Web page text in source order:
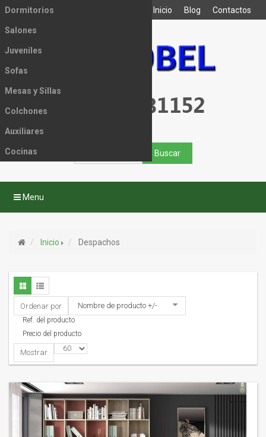
Contactos
Blog
Inicio
Menu
Inicio Despachos
Ordenar por Nombre de producto +/-
Ref. del producto
Precio del producto
Mostrar
Dormitorios
Salones
Juveniles
Sofas
Mesas y Sillas
Colchones
Auxiliares
Cocinas